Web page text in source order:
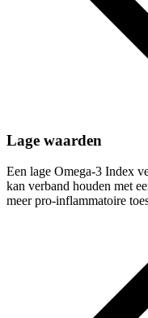
Lage waarden
Een lage Omega-3 Index
kan verband houden met
meer pro-inflammatoire